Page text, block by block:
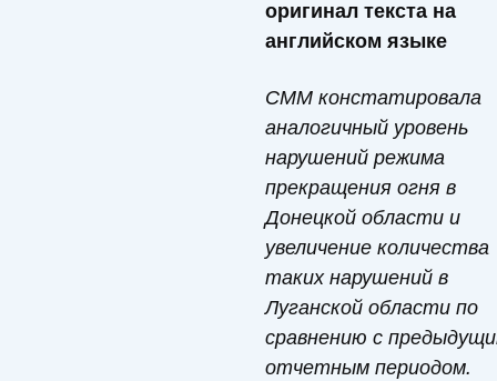
оригинал текста на
английском языке
СММ констатировала
аналогичный уровень
нарушений режима
прекращения огня в
Донецкой области и
увеличение количества
таких нарушений в
Луганской области по
сравнению с
отчетным периодом.